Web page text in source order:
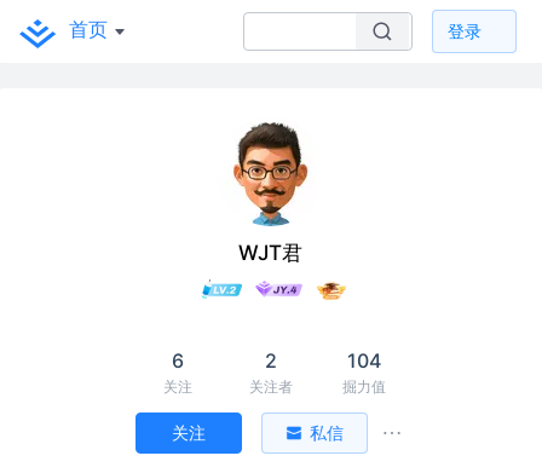
首页 登录
WJT君
6
关注
2
关注者
104
掘力值
关注 私信